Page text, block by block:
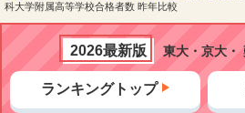
ッ
ト
科大学附属高等学校合格者数 昨年比較
2026最新版 東大・京大・
ランキングトップ